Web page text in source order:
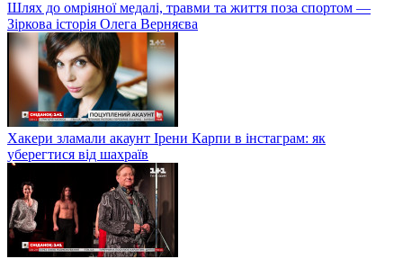
Шлях до омріяної медалі, травми та життя поза спортом —
Зіркова історія Олега Верняєва
Хакери зламали акаунт Ірени Карпи в інстаграм: як
уберегтися від шахраїв